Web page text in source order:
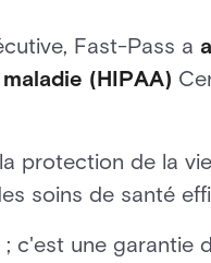
Fast-Pass a
(HIPAA)
protection de la
soins de santé
c'est une garantie